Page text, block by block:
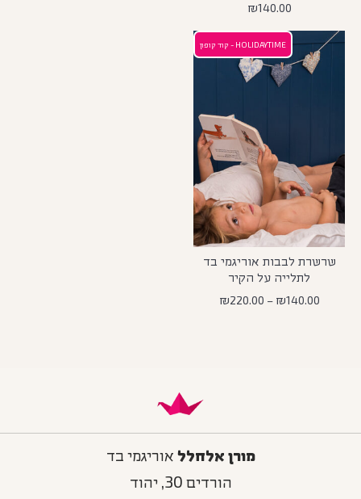
₪140.00
HOLIDAYTIME - קוד קופון
שרשרת לבבות אוריגמי בד
לתלייה על הקיר
₪140.00
–
₪220.00
מורן אלחלל אוריגמי בד
הורדים 30, יהוד